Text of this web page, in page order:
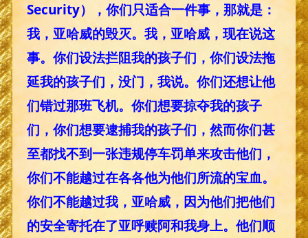
Security），你们只适合一件事，那就是：
我，亚哈威的毁灭。我，亚哈威，现在说这
事。你们设法拦阻我的孩子们，你们设法拖
延我的孩子们，没门，我说。你们还想让他
们错过那班飞机。你们想要掠夺我的孩子
们，你们想要逮捕我的孩子们，然而你们甚
至都找不到一张违规停车罚单来攻击他们，
你们不能越过在各各他为他们所流的宝血。
你们不能越过我，亚哈威，因为他们把他们
的安全寄托在了亚呼赎阿和我身上。他们顺